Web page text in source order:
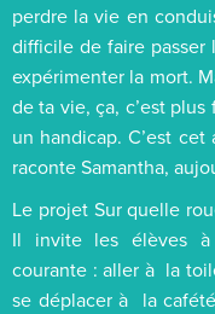
perdre la vie en
difficile de faire passer
expérimenter la mort.
de ta vie, ça, c’est
un handicap. C’est
raconte Samantha,
Le projet Sur quelle
Il invite les élèves
courante : aller à la
se déplacer à la